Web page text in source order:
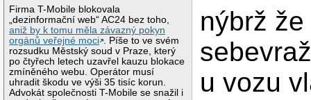
Firma T-Mobile blokovala
„dezinformační web“ AC24 bez toho,
aniž by k tomu měla závazný pokyn
orgánů veřejné moci . Píše to ve svém
rozsudku Městský soud v Praze, který
po čtyřech letech uzavřel kauzu blokace
zmíněného webu. Operátor musí
uhradit škodu ve výši 35 tisíc korun.
Advokát společnosti T-Mobile se snažil i
nýbrž
u vozu